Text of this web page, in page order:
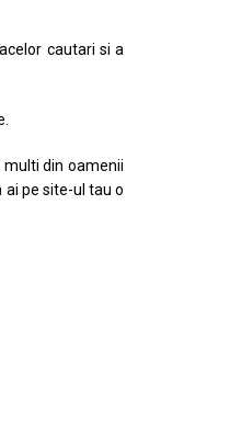
cautari si a
din oamenii
ai pe site-ul tau o